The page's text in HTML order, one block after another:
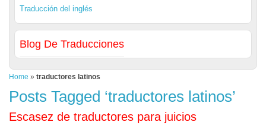
Traducción del inglés
Blog De Traducciones
Home » traductores latinos
Posts Tagged ‘traductores latinos’
Escasez de traductores para juicios